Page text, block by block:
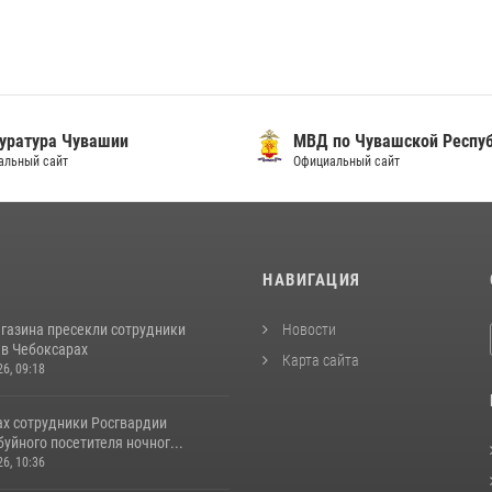
Чувашии
сайт
МВД по Чувашской
Официальный сайт
пресекли сотрудники
Чебоксарах
09:18
сотрудники Росгвардии
посетителя ночног...
10:36
НАВИГАЦИЯ
Новости
Карта сайта